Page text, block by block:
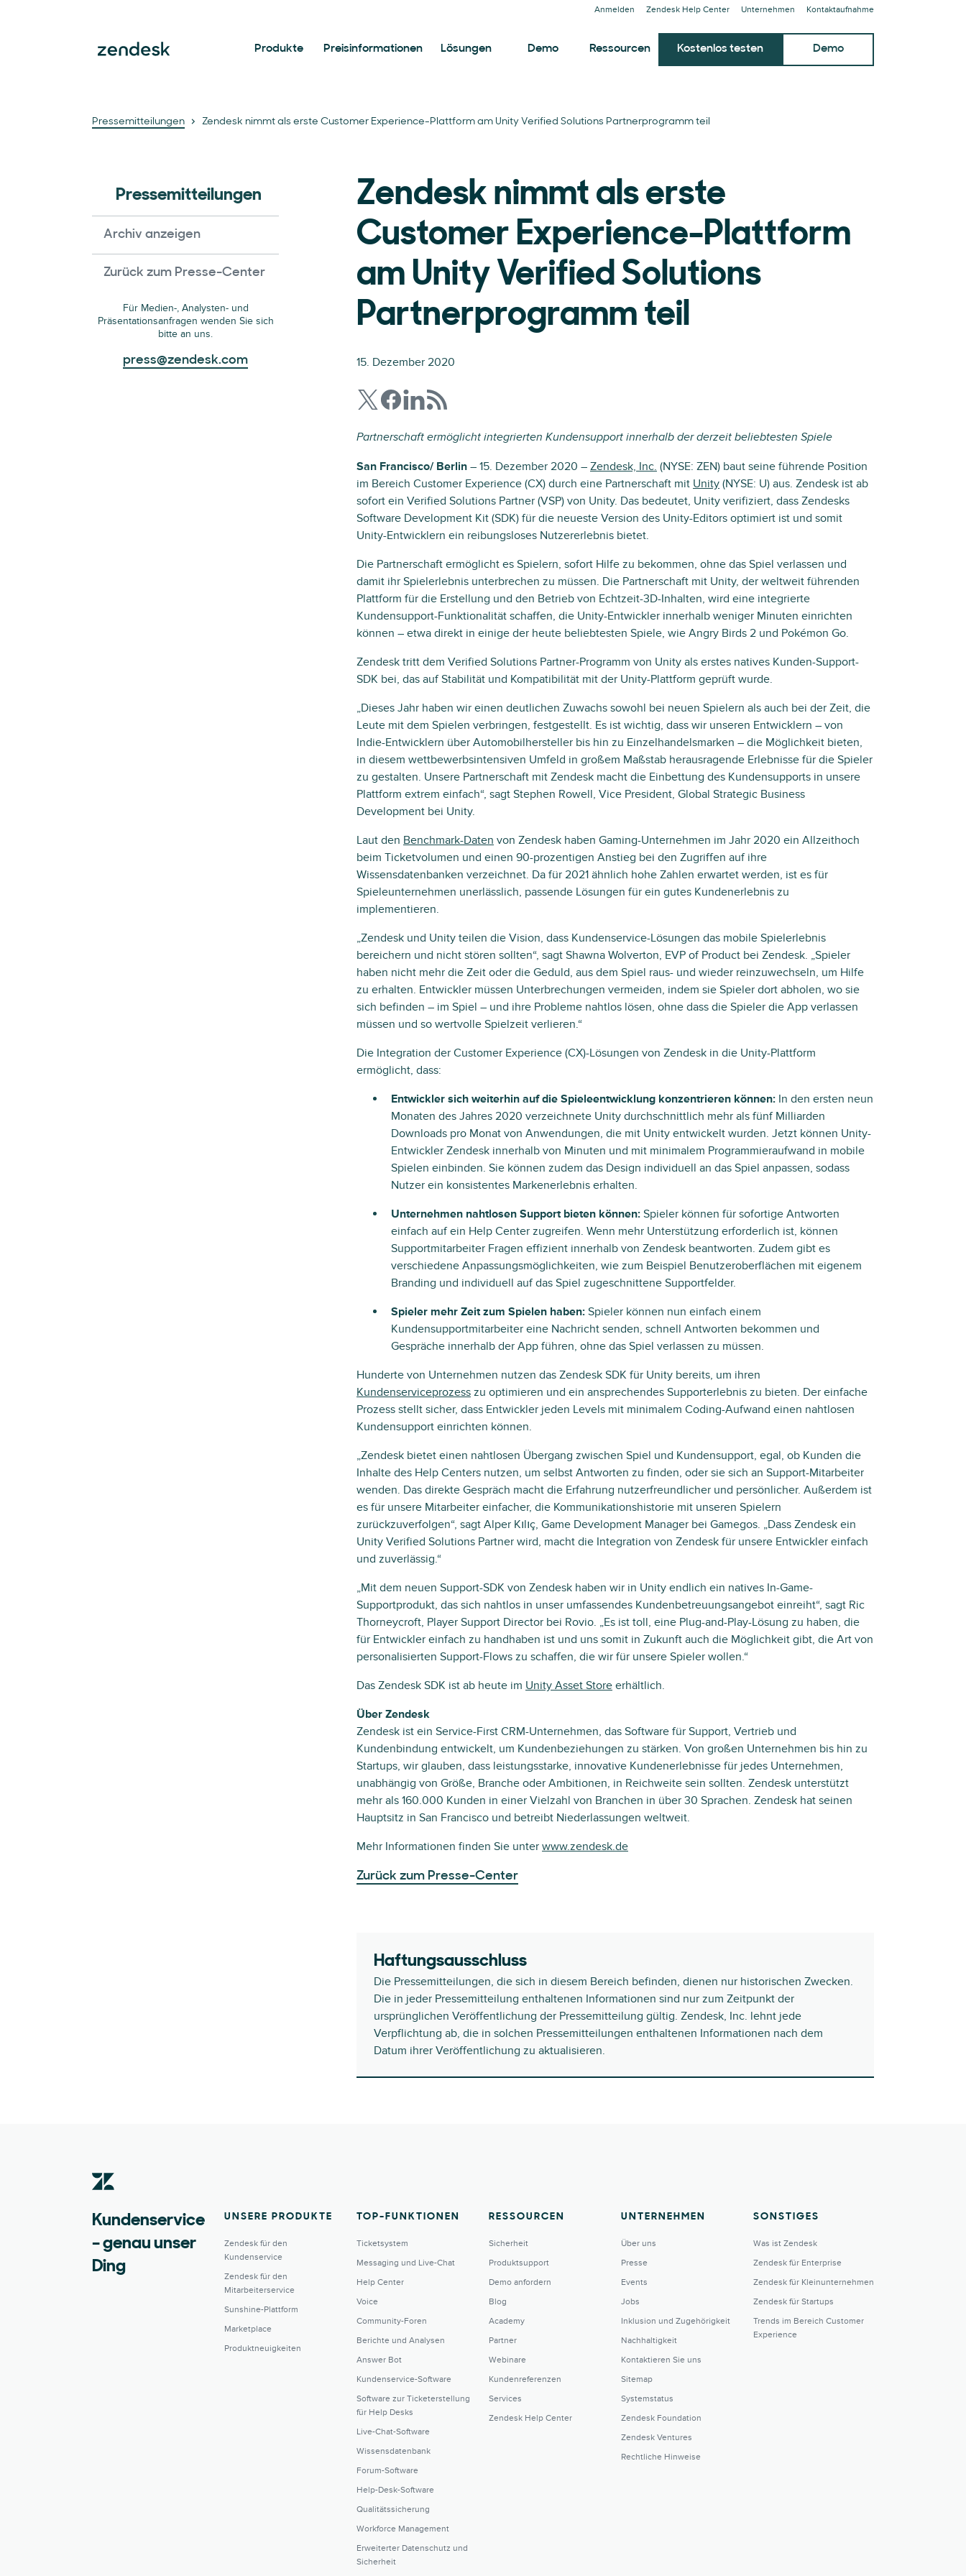
Anmelden Zendesk Help Center Unternehmen Kontaktaufnahme
Produkte Preisinformationen Lösungen Demo Ressourcen Kostenlos testen Demo
Pressemitteilungen Zendesk nimmt als erste Customer Experience-Plattform am Unity Verified Solutions Partnerprogramm teil
Pressemitteilungen
Archiv anzeigen
Zurück zum Presse-Center
Für Medien-, Analysten- und
Präsentationsanfragen wenden Sie sich
bitte an uns.
press@zendesk.com
Zendesk nimmt als erste
Customer Experience-Plattform
am Unity Verified Solutions
Partnerprogramm teil
15. Dezember 2020
Partnerschaft ermöglicht integrierten Kundensupport innerhalb der derzeit beliebtesten Spiele
San Francisco/ Berlin – 15. Dezember 2020 – Zendesk, Inc. (NYSE: ZEN) baut seine führende Position
im Bereich Customer Experience (CX) durch eine Partnerschaft mit Unity (NYSE: U) aus. Zendesk ist ab
sofort ein Verified Solutions Partner (VSP) von Unity. Das bedeutet, Unity verifiziert, dass Zendesks
Software Development Kit (SDK) für die neueste Version des Unity-Editors optimiert ist und somit
Unity-Entwicklern ein reibungsloses Nutzererlebnis bietet.
Die Partnerschaft ermöglicht es Spielern, sofort Hilfe zu bekommen, ohne das Spiel verlassen und
damit ihr Spielerlebnis unterbrechen zu müssen. Die Partnerschaft mit Unity, der weltweit führenden
Plattform für die Erstellung und den Betrieb von Echtzeit-3D-Inhalten, wird eine integrierte
Kundensupport-Funktionalität schaffen, die Unity-Entwickler innerhalb weniger Minuten einrichten
können – etwa direkt in einige der heute beliebtesten Spiele, wie Angry Birds 2 und Pokémon Go.
Zendesk tritt dem Verified Solutions Partner-Programm von Unity als erstes natives Kunden-Support-
SDK bei, das auf Stabilität und Kompatibilität mit der Unity-Plattform geprüft wurde.
„Dieses Jahr haben wir einen deutlichen Zuwachs sowohl bei neuen Spielern als auch bei der Zeit, die
Leute mit dem Spielen verbringen, festgestellt. Es ist wichtig, dass wir unseren Entwicklern – von
Indie-Entwicklern über Automobilhersteller bis hin zu Einzelhandelsmarken – die Möglichkeit bieten,
in diesem wettbewerbsintensiven Umfeld in großem Maßstab herausragende Erlebnisse für die Spieler
zu gestalten. Unsere Partnerschaft mit Zendesk macht die Einbettung des Kundensupports in unsere
Plattform extrem einfach“, sagt Stephen Rowell, Vice President, Global Strategic Business
Development bei Unity.
Laut den Benchmark-Daten von Zendesk haben Gaming-Unternehmen im Jahr 2020 ein Allzeithoch
beim Ticketvolumen und einen 90-prozentigen Anstieg bei den Zugriffen auf ihre
Wissensdatenbanken verzeichnet. Da für 2021 ähnlich hohe Zahlen erwartet werden, ist es für
Spieleunternehmen unerlässlich, passende Lösungen für ein gutes Kundenerlebnis zu
implementieren.
„Zendesk und Unity teilen die Vision, dass Kundenservice-Lösungen das mobile Spielerlebnis
bereichern und nicht stören sollten“, sagt Shawna Wolverton, EVP of Product bei Zendesk. „Spieler
haben nicht mehr die Zeit oder die Geduld, aus dem Spiel raus- und wieder reinzuwechseln, um Hilfe
zu erhalten. Entwickler müssen Unterbrechungen vermeiden, indem sie Spieler dort abholen, wo sie
sich befinden – im Spiel – und ihre Probleme nahtlos lösen, ohne dass die Spieler die App verlassen
müssen und so wertvolle Spielzeit verlieren.“
Die Integration der Customer Experience (CX)-Lösungen von Zendesk in die Unity-Plattform
ermöglicht, dass:
Entwickler sich weiterhin auf die Spieleentwicklung konzentrieren können: In den ersten neun
Monaten des Jahres 2020 verzeichnete Unity durchschnittlich mehr als fünf Milliarden
Downloads pro Monat von Anwendungen, die mit Unity entwickelt wurden. Jetzt können Unity-
Entwickler Zendesk innerhalb von Minuten und mit minimalem Programmieraufwand in mobile
Spielen einbinden. Sie können zudem das Design individuell an das Spiel anpassen, sodass
Nutzer ein konsistentes Markenerlebnis erhalten.
Unternehmen nahtlosen Support bieten können: Spieler können für sofortige Antworten
einfach auf ein Help Center zugreifen. Wenn mehr Unterstützung erforderlich ist, können
Supportmitarbeiter Fragen effizient innerhalb von Zendesk beantworten. Zudem gibt es
verschiedene Anpassungsmöglichkeiten, wie zum Beispiel Benutzeroberflächen mit eigenem
Branding und individuell auf das Spiel zugeschnittene Supportfelder.
Spieler mehr Zeit zum Spielen haben: Spieler können nun einfach einem
Kundensupportmitarbeiter eine Nachricht senden, schnell Antworten bekommen und
Gespräche innerhalb der App führen, ohne das Spiel verlassen zu müssen.
Hunderte von Unternehmen nutzen das Zendesk SDK für Unity bereits, um ihren
Kundenserviceprozess zu optimieren und ein ansprechendes Supporterlebnis zu bieten. Der einfache
Prozess stellt sicher, dass Entwickler jeden Levels mit minimalem Coding-Aufwand einen nahtlosen
Kundensupport einrichten können.
„Zendesk bietet einen nahtlosen Übergang zwischen Spiel und Kundensupport, egal, ob Kunden die
Inhalte des Help Centers nutzen, um selbst Antworten zu finden, oder sie sich an Support-Mitarbeiter
wenden. Das direkte Gespräch macht die Erfahrung nutzerfreundlicher und persönlicher. Außerdem ist
es für unsere Mitarbeiter einfacher, die Kommunikationshistorie mit unseren Spielern
zurückzuverfolgen“, sagt Alper Kılıç, Game Development Manager bei Gamegos. „Dass Zendesk ein
Unity Verified Solutions Partner wird, macht die Integration von Zendesk für unsere Entwickler einfach
und zuverlässig.“
„Mit dem neuen Support-SDK von Zendesk haben wir in Unity endlich ein natives In-Game-
Supportprodukt, das sich nahtlos in unser umfassendes Kundenbetreuungsangebot einreiht“, sagt Ric
Thorneycroft, Player Support Director bei Rovio. „Es ist toll, eine Plug-and-Play-Lösung zu haben, die
für Entwickler einfach zu handhaben ist und uns somit in Zukunft auch die Möglichkeit gibt, die Art von
personalisierten Support-Flows zu schaffen, die wir für unsere Spieler wollen.“
Das Zendesk SDK ist ab heute im Unity Asset Store erhältlich.
Über Zendesk
Zendesk ist ein Service-First CRM-Unternehmen, das Software für Support, Vertrieb und
Kundenbindung entwickelt, um Kundenbeziehungen zu stärken. Von großen Unternehmen bis hin zu
Startups, wir glauben, dass leistungsstarke, innovative Kundenerlebnisse für jedes Unternehmen,
unabhängig von Größe, Branche oder Ambitionen, in Reichweite sein sollten. Zendesk unterstützt
mehr als 160.000 Kunden in einer Vielzahl von Branchen in über 30 Sprachen. Zendesk hat seinen
Hauptsitz in San Francisco und betreibt Niederlassungen weltweit.
Mehr Informationen finden Sie unter www.zendesk.de
Zurück zum Presse-Center
Haftungsausschluss
Die Pressemitteilungen, die sich in diesem Bereich befinden, dienen nur historischen Zwecken.
Die in jeder Pressemitteilung enthaltenen Informationen sind nur zum Zeitpunkt der
ursprünglichen Veröffentlichung der Pressemitteilung gültig. Zendesk, Inc. lehnt jede
Verpflichtung ab, die in solchen Pressemitteilungen enthaltenen Informationen nach dem
Datum ihrer Veröffentlichung zu aktualisieren.
Kundenservice
– genau unser
Ding
UNSERE PRODUKTE
Zendesk für den
Kundenservice
Zendesk für den
Mitarbeiterservice
Sunshine-Plattform
Marketplace
Produktneuigkeiten
TOP-FUNKTIONEN
Ticketsystem
Messaging und Live-Chat
Help Center
Voice
Community-Foren
Berichte und Analysen
Answer Bot
Kundenservice-Software
Software zur Ticketerstellung
für Help Desks
Live-Chat-Software
Wissensdatenbank
Forum-Software
Help-Desk-Software
Qualitätssicherung
Workforce Management
Erweiterter Datenschutz und
Sicherheit
RESSOURCEN
Sicherheit
Produktsupport
Demo anfordern
Blog
Academy
Partner
Webinare
Kundenreferenzen
Services
Zendesk Help Center
UNTERNEHMEN
Über uns
Presse
Events
Jobs
Inklusion und Zugehörigkeit
Nachhaltigkeit
Kontaktieren Sie uns
Sitemap
Systemstatus
Zendesk Foundation
Zendesk Ventures
Rechtliche Hinweise
SONSTIGES
Was ist Zendesk
Zendesk für Enterprise
Zendesk für Kleinunternehmen
Zendesk für Startups
Trends im Bereich Customer
Experience